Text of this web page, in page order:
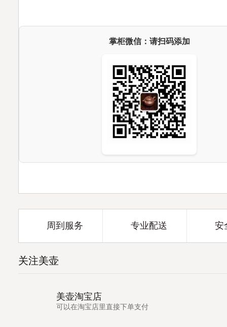
掌柜微信：请扫码添加
周到服务 专业配送 安
关注美壶
美壶淘宝店
可以在淘宝店里直接下单支付